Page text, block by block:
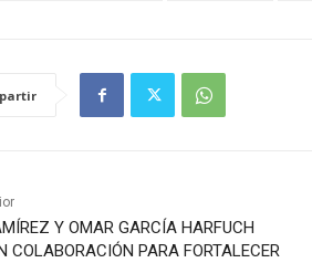
Y OMAR GARCÍA HARFUCH
COLABORACIÓN PARA FORTALECER